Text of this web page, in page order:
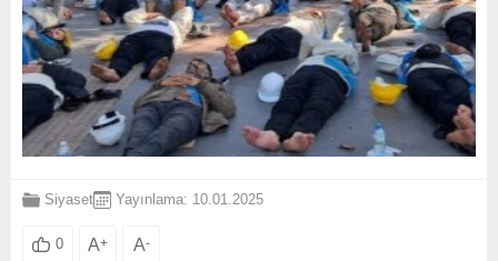
Siyaset Yayınlama: 10.01.2025
0 A+ A-